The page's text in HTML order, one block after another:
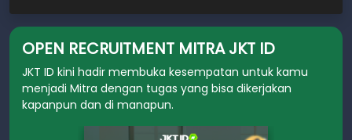
OPEN RECRUITMENT MITRA JKT ID
JKT ID kini hadir membuka kesempatan untuk kamu
menjadi Mitra dengan tugas yang bisa dikerjakan
kapanpun dan di manapun.